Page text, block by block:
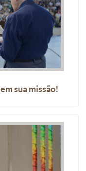
sua missão!